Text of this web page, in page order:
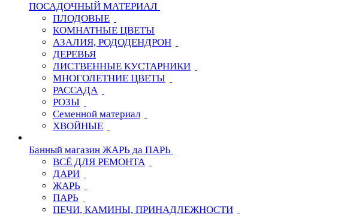
ПОСАДОЧНЫЙ МАТЕРИАЛ
ПЛОДОВЫЕ
КОМНАТНЫЕ ЦВЕТЫ
АЗАЛИЯ, РОДОДЕНДРОН
ДЕРЕВЬЯ
ЛИСТВЕННЫЕ КУСТАРНИКИ
МНОГОЛЕТНИЕ ЦВЕТЫ
РАССАДА
РОЗЫ
Семенной материал
ХВОЙНЫЕ
Банный магазин ЖАРЬ да ПАРЬ
ВСЁ ДЛЯ РЕМОНТА
ДАРИ
ЖАРЬ
ПАРЬ
ПЕЧИ, КАМИНЫ, ПРИНАДЛЕЖНОСТИ